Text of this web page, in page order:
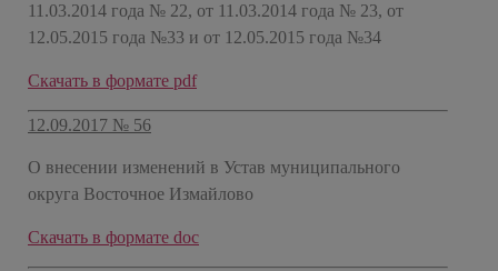
11.03.2014 года № 22, от 11.03.2014 года № 23, от
12.05.2015 года №33 и от 12.05.2015 года №34
Скачать в формате pdf
12.09.2017 № 56
О внесении изменений в Устав муниципального
округа Восточное Измайлово
Скачать в формате doc